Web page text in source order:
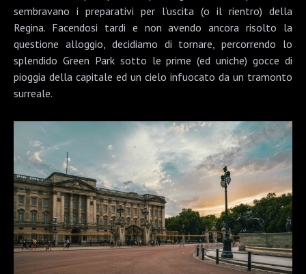
sembravano i preparativi per l’uscita (o il rientro) della
Regina. Facendosi tardi e non avendo ancora risolto la
questione alloggio, decidiamo di tornare, percorrendo lo
splendido Green Parksotto le prime (ed uniche) gocce di
pioggia della capitale ed un cielo infuocato da un tramonto
surreale.